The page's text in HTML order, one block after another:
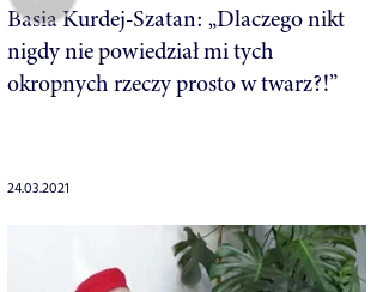
Basia Kurdej-Szatan: „Dlaczego nikt
nigdy nie powiedział mi tych
okropnych rzeczy prosto w twarz?!”
24.03.2021